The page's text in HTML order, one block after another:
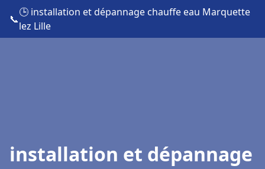
📞
🕒 installation et dépannage chauffe eau Marquette
lez Lille
installation et dépannage